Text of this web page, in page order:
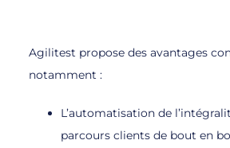
Agilitest propose des avantages
notamment :
L’automatisation de
parcours clients de bout en